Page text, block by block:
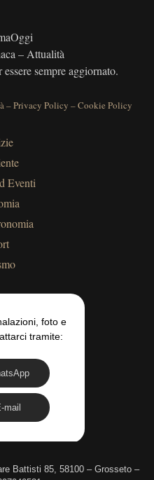
– Attualità
sempre aggiornato.
–Privacy Policy –Cookie Policy
Eventi
foto e
tramite:
mail
Battisti 85, 58100 – Grosseto –